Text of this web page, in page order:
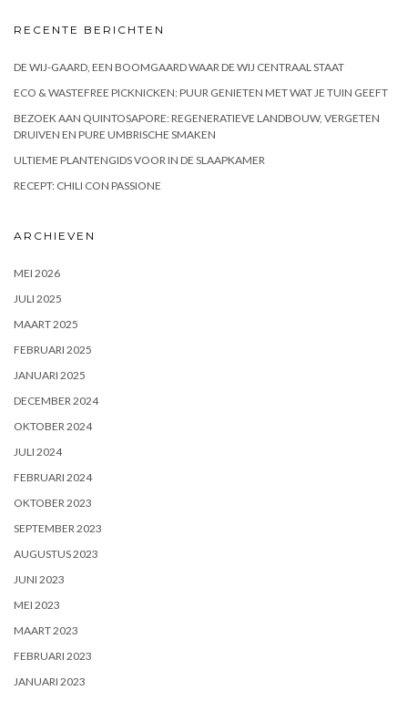
RECENTE BERICHTEN
DE WIJ-GAARD, EEN BOOMGAARD WAAR DE WIJ CENTRAAL STAAT
ECO & WASTEFREE PICKNICKEN: PUUR GENIETEN MET WAT JE TUIN GEEFT
BEZOEK AAN QUINTOSAPORE: REGENERATIEVE LANDBOUW, VERGETEN
DRUIVEN EN PURE UMBRISCHE SMAKEN
ULTIEME PLANTENGIDS VOOR IN DE SLAAPKAMER
RECEPT: CHILI CON PASSIONE
ARCHIEVEN
MEI 2026
JULI 2025
MAART 2025
FEBRUARI 2025
JANUARI 2025
DECEMBER 2024
OKTOBER 2024
JULI 2024
FEBRUARI 2024
OKTOBER 2023
SEPTEMBER 2023
AUGUSTUS 2023
JUNI 2023
MEI 2023
MAART 2023
FEBRUARI 2023
JANUARI 2023